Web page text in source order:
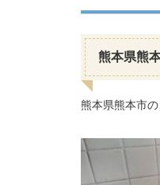
熊本県熊
熊本県熊本市